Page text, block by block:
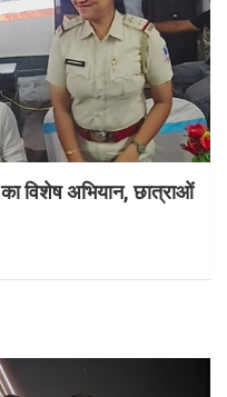
का विशेष अभियान, छात्राओं